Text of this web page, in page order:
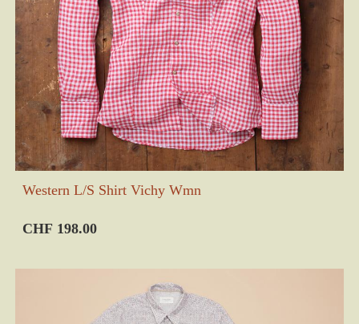
Western L/S Shirt Vichy Wmn
CHF 198.00